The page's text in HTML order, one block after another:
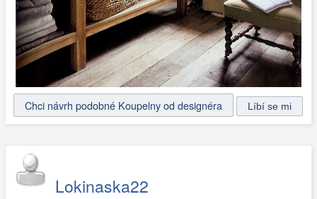
Chci návrh podobné Koupelny od designéra
Lokinaska22